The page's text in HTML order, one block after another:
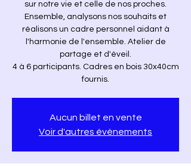
sur notre vie et celle de nos proches.
Ensemble, analysons nos souhaits et
réalisons un cadre personnel aidant à
l'harmonie de l'ensemble. Atelier de
partage et d'éveil.
4 à 6 participants. Cadres en bois 30x40cm
fournis.
Aucun billet en vente
Voir d'autres événements